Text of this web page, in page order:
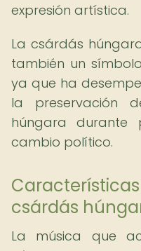
expresión artística.
La csárdás
también un
ya que ha
la preservación
húngara durante
cambio político.
csárdás
La música que